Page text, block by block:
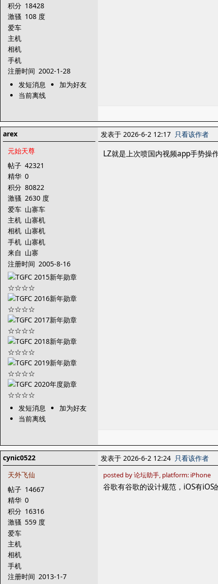
积分 18428
激骚 108 度
爱车
主机
相机
手机
注册时间 2002-1-28
发短消息
加为好友
当前离线
arex
元始天尊
帖子 42321
精华 0
积分 80822
激骚 2630 度
爱车 山寨车
主机 山寨机
相机 山寨机
手机 山寨机
来自 山寨
注册时间 2005-8-16
发短消息
加为好友
当前离线
发表于 2026-6-2 12:17 只看该作者
LZ就是上次喷国内视频app手势操
cynic0522
天外飞仙
帖子 14667
精华 0
积分 16316
激骚 559 度
爱车
主机
相机
手机
注册时间 2013-1-7
发表于 2026-6-2 12:24 只看该作者
posted by 论坛助手, platform: iPhone
谷歌有谷歌的设计规范，iOS有iOS